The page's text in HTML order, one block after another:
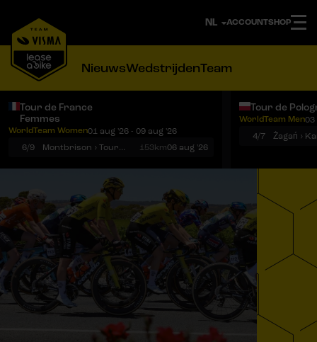
ACCOUNTSHOP
NieuwsWedstrijdenTeam
Tour de France
Femmes
WorldTeam Women01 aug '26 - 09 aug '26
6/9
Montbrison › Tournon-sur-Rhône 153km06 aug '26
Tour de
WorldTeam Men03
4/7
Żagań ›